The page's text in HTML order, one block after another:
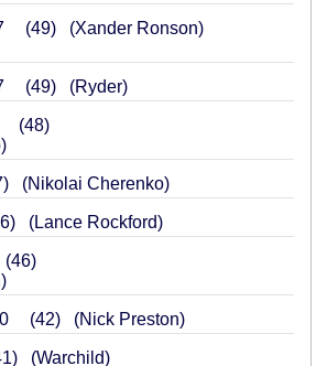
49 (Xander Ronson)
49 (Ryder)
48
(Nikolai Cherenko)
(Lance Rockford)
46
42 (Nick Preston)
(Warchild)